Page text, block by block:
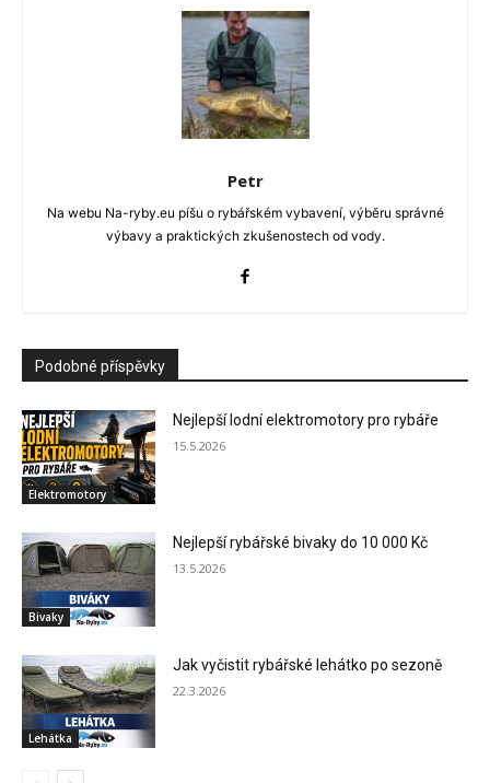
Petr
Na webu Na-ryby.eu píšu o rybářském vybavení, výběru správné
výbavy a praktických zkušenostech od vody.
Podobné příspěvky
Elektromotory
Nejlepší lodní elektromotory pro rybáře
15.5.2026
Bivaky
Nejlepší rybářské bivaky do 10 000 Kč
13.5.2026
Lehátka
Jak vyčistit rybářské lehátko po sezoně
22.3.2026